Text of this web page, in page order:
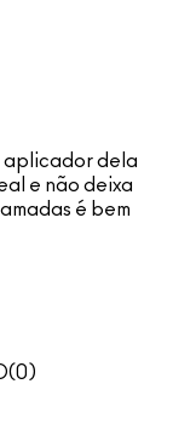
aplicador dela
e não deixa
é bem
0